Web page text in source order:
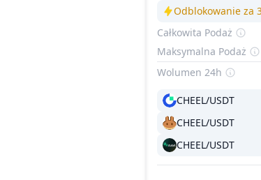
Next Unlock
Odblokowanie za
Całkowita Podaż
Maksymalna Podaż
Wolumen 24h
CHEEL/USDT
CHEEL/USDT
CHEEL/USDT